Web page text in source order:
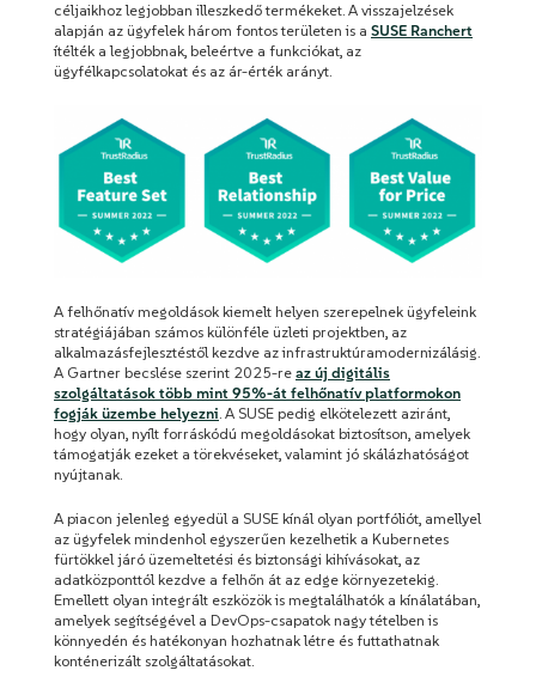
céljaikhoz legjobban illeszkedő termékeket. A visszajelzések
alapján az ügyfelek három fontos területen is a SUSE Ranchert
ítélték a legjobbnak, beleértve a funkciókat, az
ügyfélkapcsolatokat és az ár-érték arányt.
A felhőnatív megoldások kiemelt helyen szerepelnek ügyfeleink
stratégiájában számos különféle üzleti projektben, az
alkalmazásfejlesztéstől kezdve az infrastruktúramodernizálásig.
A Gartner becslése szerint 2025-re az új digitális
szolgáltatások több mint 95%-át felhőnatív platformokon
fogják üzembe helyezni. A SUSE pedig elkötelezett aziránt,
hogy olyan, nyílt forráskódú megoldásokat biztosítson, amelyek
támogatják ezeket a törekvéseket, valamint jó skálázhatóságot
nyújtanak.
A piacon jelenleg egyedül a SUSE kínál olyan portfóliót, amellyel
az ügyfelek mindenhol egyszerűen kezelhetik a Kubernetes
fürtökkel járó üzemeltetési és biztonsági kihívásokat, az
adatközponttól kezdve a felhőn át az edge környezetekig.
Emellett olyan integrált eszközök is megtalálhatók a kínálatában,
amelyek segítségével a DevOps-csapatok nagy tételben is
könnyedén és hatékonyan hozhatnak létre és futtathatnak
konténerizált szolgáltatásokat.